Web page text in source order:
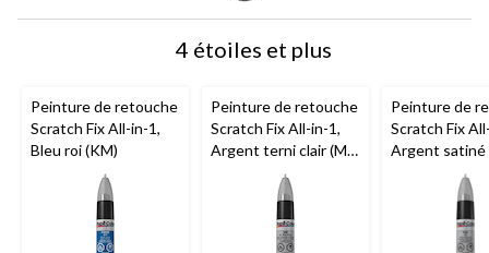
4 étoiles et plus
Peinture de retouche
Scratch Fix All-in-1,
Bleu roi (KM)
Peinture de retouche
Scratch Fix All-in-1,
Argent terni clair (M)
(67 WA994L)
Peinture de
Scratch Fix
Argent satiné